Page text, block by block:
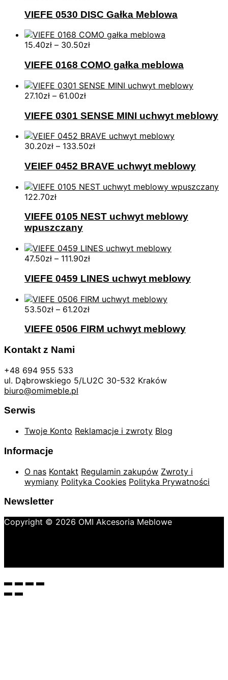
VIEFE 0530 DISC Gałka Meblowa
15.40zł – 30.50zł
VIEFE 0168 COMO gałka meblowa
27.10zł – 61.00zł
VIEFE 0301 SENSE MINI uchwyt meblowy
30.20zł – 133.50zł
VEIEF 0452 BRAVE uchwyt meblowy
122.70zł
VIEFE 0105 NEST uchwyt meblowy
wpuszczany
47.50zł – 111.90zł
VIEFE 0459 LINES uchwyt meblowy
53.50zł – 61.20zł
VIEFE 0506 FIRM uchwyt meblowy
Kontakt z Nami
+48 694 955 533
ul. Dąbrowskiego 5/LU2C 30-532 Kraków
biuro@omimeble.pl
Serwis
Twoje Konto Reklamacje i zwroty Blog
Informacje
O nas Kontakt Regulamin zakupów Zwroty i
wymiany Polityka Cookies Polityka Prywatności
Newsletter
Copyright © 2026 OMI Akcesoria Meblowe